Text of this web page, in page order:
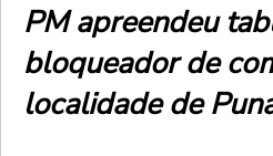
PM apreendeu
bloqueador de
localidade de